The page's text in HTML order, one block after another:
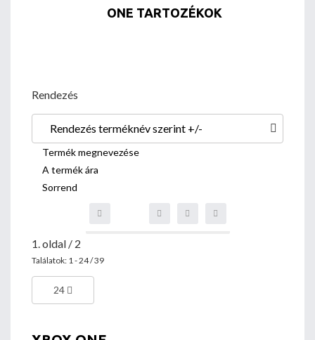
ONE TARTOZÉKOK
Rendezés
Rendezés terméknév szerint +/-
Termék megnevezése
A termék ára
Sorrend
1. oldal / 2
Találatok: 1 - 24 / 39
24